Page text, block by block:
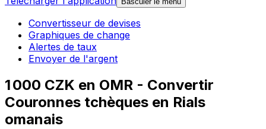
Convertisseur de devises
Graphiques de change
Alertes de taux
Envoyer de l'argent
1 000 CZK en OMR - Convertir
Couronnes tchèques en Rials
omanais